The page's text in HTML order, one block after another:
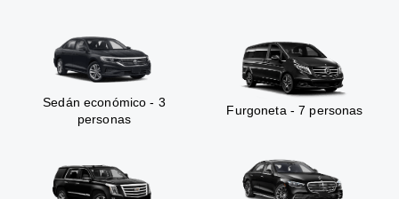
Sedán económico - 3
personas
Furgoneta - 7 personas